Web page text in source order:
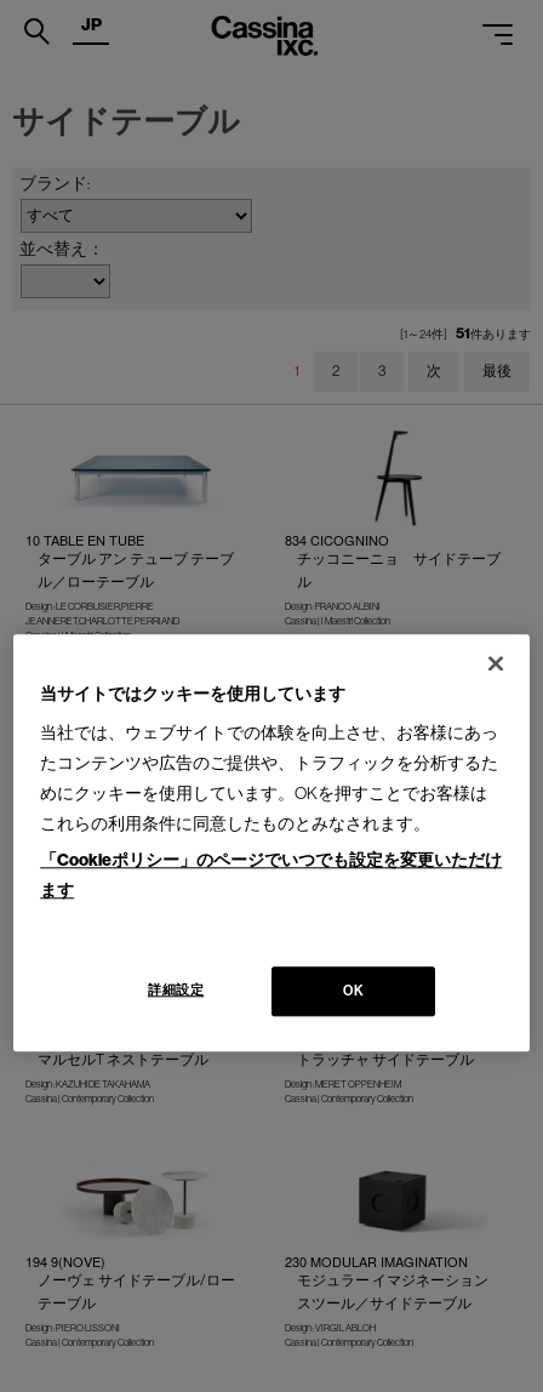
.
PRODUCTS
SERVICES
PROJECTS
MAGAZINE
ONLINE STORE お問合せ
JP
サイドテーブル
並べ替え：
[1～24件] 51件あります
1 2 3 次 最後
10 TABLE EN TUBE
ターブル アン テューブ テーブ
ル／ローテーブル
Design : LE CORBUSIER,PIERRE
JEANNERET,CHARLOTTE PERRIAND
Cassina | I Maestri Collection
834 CICOGNINO
チッコニーニョ サイドテーブ
ル
Design : FRANCO ALBINI
Cassina | I Maestri Collection
W74 CONSTANTIN
コンスタンティン サイドテーブ
Design : STUDIO SIMON
W61 DJUNA
ジューナ サイドテーブル
Contemporary Collection
マルセルT ネストテーブル
Design : KAZUHIDE TAKAHAMA
Cassina | Contemporary Collection
トラッチャ サイドテーブル
Design : MERET OPPENHEIM
Cassina | Contemporary Collection
194 9(NOVE)
ノーヴェ サイドテーブル/ロー
テーブル
Design : PIERO LISSONI
Cassina | Contemporary Collection
230 MODULAR IMAGINATION
モジュラー イマジネーション
スツール／サイドテーブル
Design : VIRGIL ABLOH
Cassina | Contemporary Collection
当サイトではクッキーを使用しています
当社では、ウェブサイトでの体験を向上させ、お客様にあっ
たコンテンツや広告のご提供や、トラフィックを分析するた
めにクッキーを使用しています。OKを押すことでお客様は
これらの利用条件に同意したものとみなされます。
「Cookieポリシー」のページでいつでも設定を変更いただけ
ます
OK
詳細設定